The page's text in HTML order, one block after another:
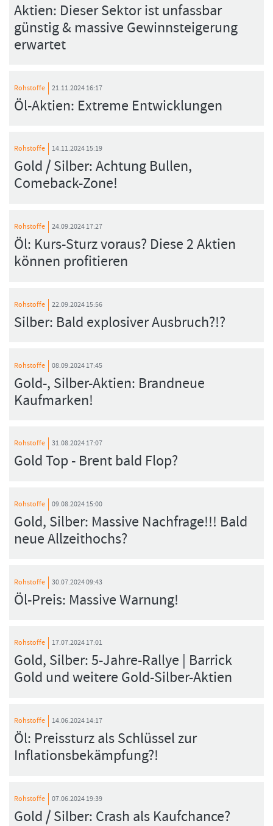
Aktien: Dieser Sektor ist unfassbar
günstig & massive Gewinnsteigerung
erwartet
Rohstoffe 21.11.2024 16:17
Öl-Aktien: Extreme Entwicklungen
Rohstoffe 14.11.2024 15:19
Gold / Silber: Achtung Bullen,
Comeback-Zone!
Rohstoffe 24.09.2024 17:27
Öl: Kurs-Sturz voraus? Diese 2 Aktien
können profitieren
Rohstoffe 22.09.2024 15:56
Silber: Bald explosiver Ausbruch?!?
Rohstoffe 08.09.2024 17:45
Gold-, Silber-Aktien: Brandneue
Kaufmarken!
Rohstoffe 31.08.2024 17:07
Gold Top - Brent bald Flop?
Rohstoffe 09.08.2024 15:00
Gold, Silber: Massive Nachfrage!!! Bald
neue Allzeithochs?
Rohstoffe 30.07.2024 09:43
Öl-Preis: Massive Warnung!
Rohstoffe 17.07.2024 17:01
Gold, Silber: 5-Jahre-Rallye | Barrick
Gold und weitere Gold-Silber-Aktien
Rohstoffe 14.06.2024 14:17
Öl: Preissturz als Schlüssel zur
Inflationsbekämpfung?!
Rohstoffe 07.06.2024 19:39
Gold / Silber: Crash als Kaufchance?